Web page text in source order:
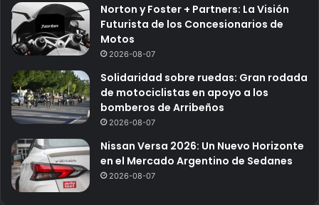
Norton y Foster + Partners: La Visión
Futurista de los Concesionarios de
Motos
2026-08-07
Solidaridad sobre ruedas: Gran rodada
de motociclistas en apoyo a los
bomberos de Arribeños
2026-08-07
Nissan Versa 2026: Un Nuevo Horizonte
en el Mercado Argentino de Sedanes
2026-08-07